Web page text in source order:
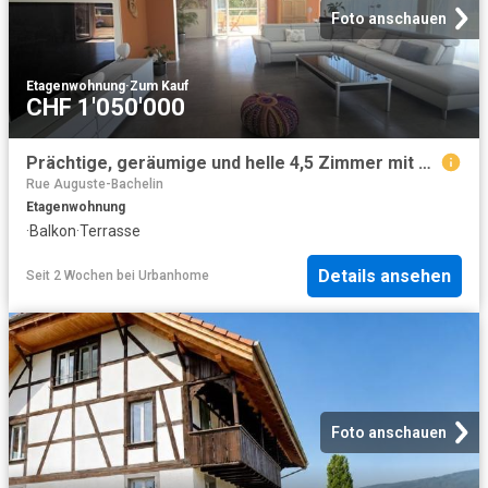
Foto anschauen
Etagenwohnung·Zum Kauf
CHF 1'050'000
Prächtige, geräumige und helle 4,5 Zimmer mit Terrasse, Balkon und ungehinderter Aussicht
Rue Auguste-Bachelin
Etagenwohnung
·Balkon·Terrasse
Seit 2 Wochen bei Urbanhome Details ansehen
Foto anschauen